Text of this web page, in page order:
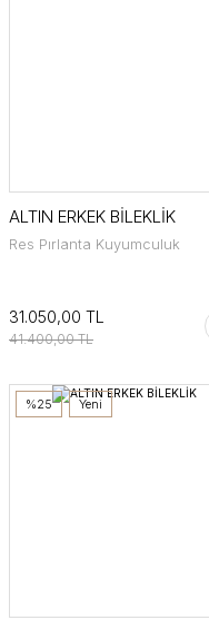
ALTIN ERKEK BİLEKLİK
Res Pırlanta Kuyumculuk
31.050,00 TL
41.400,00 TL
%25 Yeni